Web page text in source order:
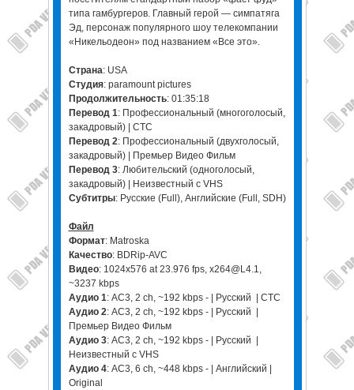
типа гамбургеров. Главный герой — симпатяга
Эд, персонаж популярного шоу телекомпании
«Никельодеон» под названием «Все это».
Страна: USA
Студия: paramount pictures
Продолжительность: 01:35:18
Перевод 1: Профессиональный (многоголосый,
закадровый) | СТС
Перевод 2: Профессиональный (двухголосый,
закадровый) | Премьер Видео Фильм
Перевод 3: Любительский (одноголосый,
закадровый) | Неизвестный с VHS
Субтитры: Русские (Full), Английские (Full, SDH)
Файл
Формат: Matroska
Качество: BDRip-AVC
Видео: 1024x576 at 23.976 fps, x264@L4.1,
~3237 kbps
Аудио 1: AC3, 2 ch, ~192 kbps - | Русский | СТС
Аудио 2: AC3, 2 ch, ~192 kbps - | Русский |
Премьер Видео Фильм
Аудио 3: AC3, 2 ch, ~192 kbps - | Русский |
Неизвестный с VHS
Аудио 4: AC3, 6 ch, ~448 kbps - | Английский |
Original